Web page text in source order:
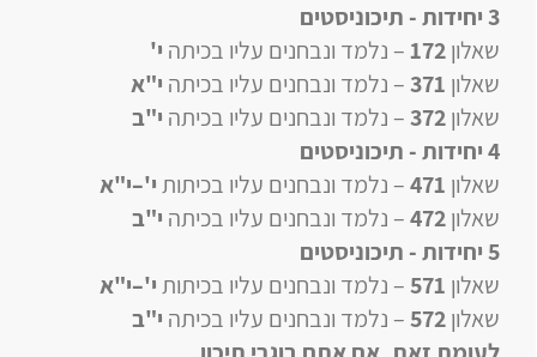
3 יחידות - תיכוניסטים
שאלון172– נלמד ונבחנים עליו בכיתה י'
שאלון 371– נלמד ונבחנים עליו בכיתה י"א
שאלון372– נלמד ונבחנים עליו בכיתה י"ב
4 יחידות
- תיכוניסטים
שאלון 471
–נלמד ונבחנים עליו בכיתותי'–י"א
שאלון472
–נלמד ונבחנים עליו בכיתה י"ב
5 יחידות
- תיכוניסטים
שאלון 571
–נלמד ונבחנים עליו בכיתותי'–י"א
שאלון572
–נלמד ונבחנים עליו בכיתה י"ב